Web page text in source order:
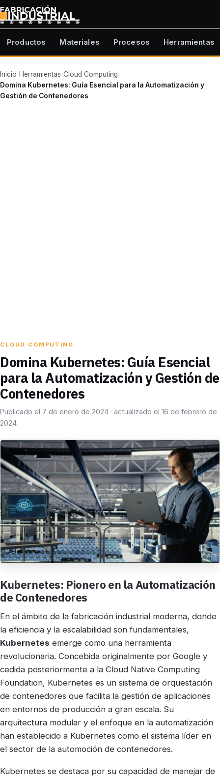
Productos Materiales Procesos Herramientas
Inicio›Herramientas›Cloud Computing›
Domina Kubernetes: Guía Esencial para la Automatización y
Gestión de Contenedores
CLOUD COMPUTING
Domina Kubernetes: Guía Esencial
para la Automatización y Gestión de
Contenedores
Publicado el 7 de enero de 2024 · actualizado el 16 de febrero de
2024
Kubernetes: Pionero en la Automatización
de Contenedores
En el ámbito de la fabricación industrial moderna, donde
la eficiencia y la escalabilidad son fundamentales,
Kubernetes emerge como una herramienta
revolucionaria. Concebida originalmente por Google y
cedida posteriormente a la Cloud Native Computing
Foundation, Kubernetes es un sistema de orquestación
de contenedores que facilita la gestión de aplicaciones
en entornos de producción a gran escala. Su
arquitectura modular y el enfoque en la automatización
han establecido a Kubernetes como el sistema líder en
el sector de la automoción de contenedores.
Kubernetes se destaca por su capacidad de manejar de